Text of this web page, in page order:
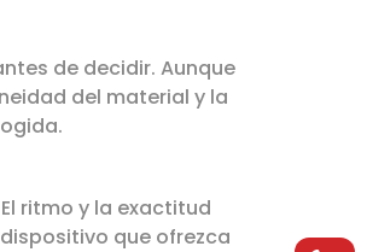
de decidir. Aunque
del material y la
ritmo y la exactitud
que ofrezca